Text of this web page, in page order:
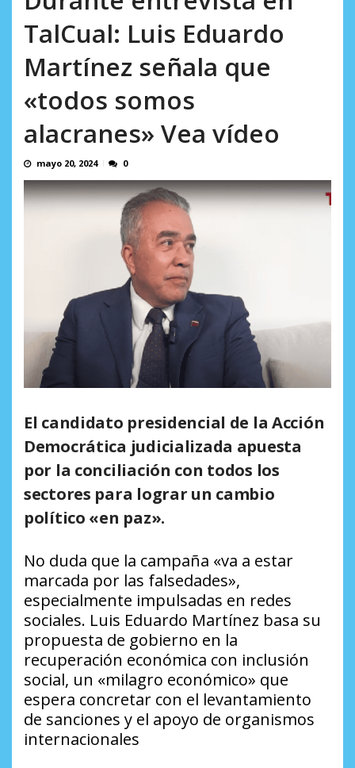
TalCual: Luis Eduardo
Martínez señala que
«todos somos
alacranes» Vea vídeo
mayo 20, 2024 0
El candidato presidencial de la Acción
Democrática judicializada apuesta
por la conciliación con todos los
sectores para lograr un cambio
político «en paz».
No duda que la campaña «va a estar
marcada por las falsedades»,
especialmente impulsadas en redes
sociales. Luis Eduardo Martínez basa su
propuesta de gobierno en la
recuperación económica con inclusión
social, un «milagro económico» que
espera concretar con el levantamiento
de sanciones y el apoyo de organismos
internacionales